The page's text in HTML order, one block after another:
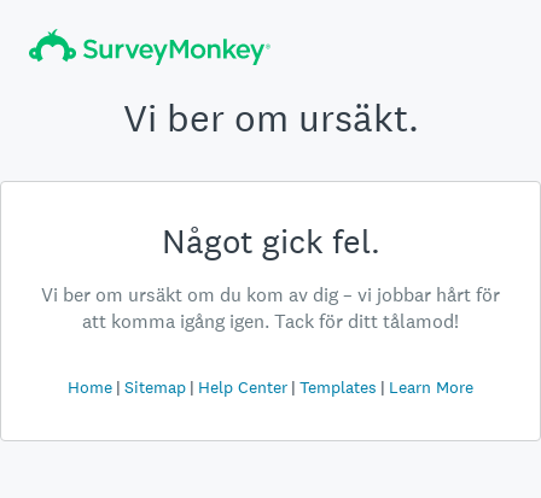
Vi ber om ursäkt.
Något gick fel.
Vi ber om ursäkt om du kom av dig – vi jobbar hårt för
att komma igång igen. Tack för ditt tålamod!
Home Sitemap Help Center Templates Learn More